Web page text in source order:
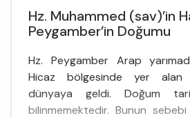
Hz. Muhammed (sav)’in
Peygamber’in Doğumu
Hz. Peygamber Arap
Hicaz bölgesinde yer alan
dünyaya geldi. Doğum
bilinmemektedir. Bunun